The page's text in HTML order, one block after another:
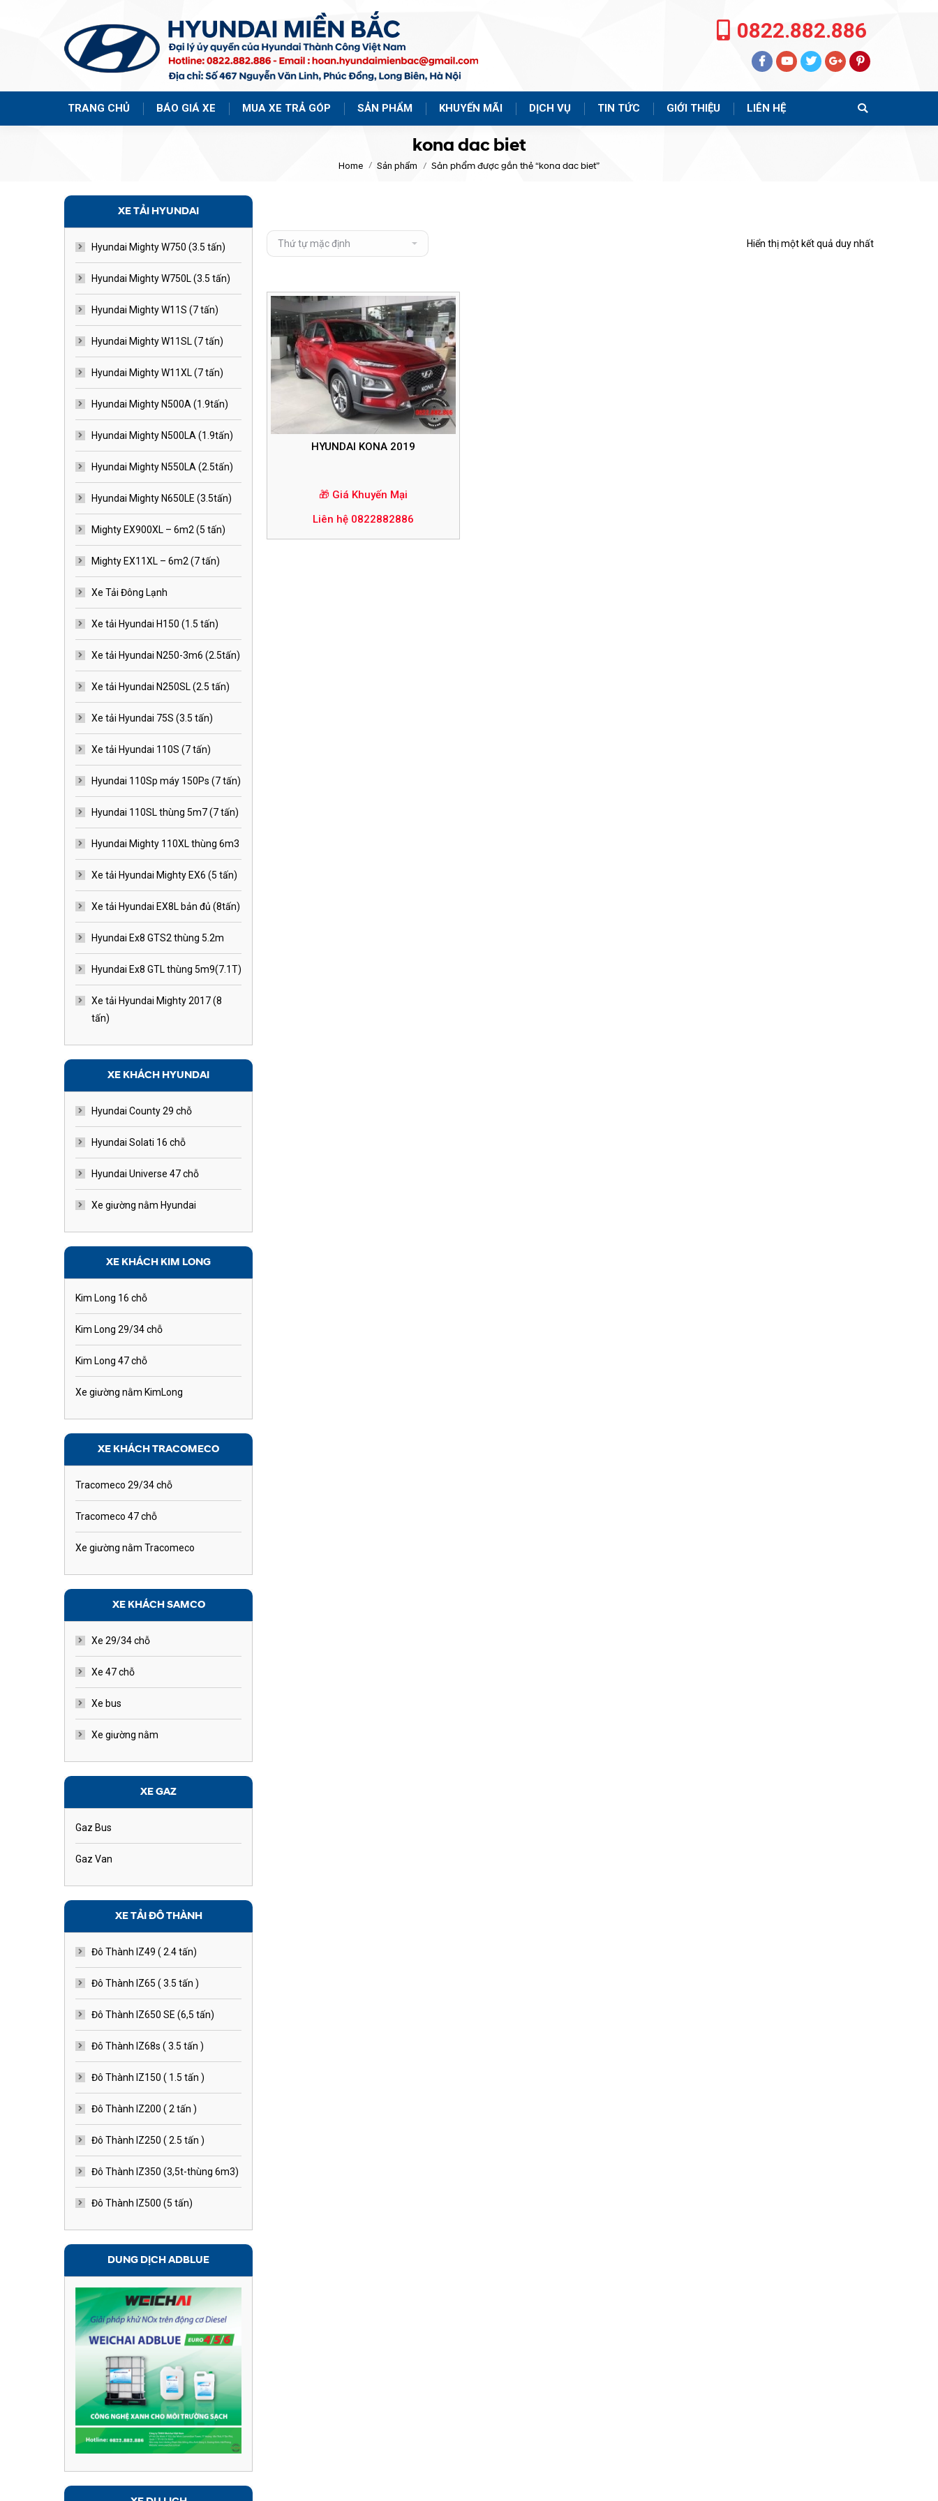
0822.882.886
TRANG CHỦ BÁO GIÁ XE MUA XE TRẢ GÓP SẢN PHẨM KHUYẾN MÃI DỊCH VỤ TIN TỨC GIỚI THIỆU LIÊN HỆ Search:
kona dac biet
Home Sản phẩm Sản phẩm được gắn thẻ “kona dac biet”
Hiển thị một kết quả duy nhất
HYUNDAI KONA 2019
🎁 Giá Khuyến Mại
Liên hệ 0822882886
XE TẢI HYUNDAI
Hyundai Mighty W750 (3.5 tấn)
Hyundai Mighty W750L (3.5 tấn)
Hyundai Mighty W11S (7 tấn)
Hyundai Mighty W11SL (7 tấn)
Hyundai Mighty W11XL (7 tấn)
Hyundai Mighty N500A (1.9tấn)
Hyundai Mighty N500LA (1.9tấn)
Hyundai Mighty N550LA (2.5tấn)
Hyundai Mighty N650LE (3.5tấn)
Mighty EX900XL – 6m2 (5 tấn)
Mighty EX11XL – 6m2 (7 tấn)
Xe Tải Đông Lạnh
Xe tải Hyundai H150 (1.5 tấn)
Xe tải Hyundai N250-3m6 (2.5tấn)
Xe tải Hyundai N250SL (2.5 tấn)
Xe tải Hyundai 75S (3.5 tấn)
Xe tải Hyundai 110S (7 tấn)
Hyundai 110Sp máy 150Ps (7 tấn)
Hyundai 110SL thùng 5m7 (7 tấn)
Hyundai Mighty 110XL thùng 6m3
Xe tải Hyundai Mighty EX6 (5 tấn)
Xe tải Hyundai EX8L bản đủ (8tấn)
Hyundai Ex8 GTS2 thùng 5.2m
Hyundai Ex8 GTL thùng 5m9(7.1T)
Xe tải Hyundai Mighty 2017 (8
tấn)
XE KHÁCH HYUNDAI
Hyundai County 29 chỗ
Hyundai Solati 16 chỗ
Hyundai Universe 47 chỗ
Xe giường nằm Hyundai
XE KHÁCH KIM LONG
Kim Long 16 chỗ
Kim Long 29/34 chỗ
Kim Long 47 chỗ
Xe giường nằm KimLong
XE KHÁCH TRACOMECO
Tracomeco 29/34 chỗ
Tracomeco 47 chỗ
Xe giường nằm Tracomeco
XE KHÁCH SAMCO
Xe 29/34 chỗ
Xe 47 chỗ
Xe bus
Xe giường nằm
XE GAZ
Gaz Bus
Gaz Van
XE TẢI ĐÔ THÀNH
Đô Thành IZ49 ( 2.4 tấn)
Đô Thành IZ65 ( 3.5 tấn )
Đô Thành IZ650 SE (6,5 tấn)
Đô Thành IZ68s ( 3.5 tấn )
Đô Thành IZ150 ( 1.5 tấn )
Đô Thành IZ200 ( 2 tấn )
Đô Thành IZ250 ( 2.5 tấn )
Đô Thành IZ350 (3,5t-thùng 6m3)
Đô Thành IZ500 (5 tấn)
DUNG DỊCH ADBLUE